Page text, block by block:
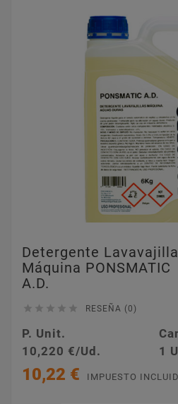
Detergente
Máquina PONSMATIC
A.D.
     RESEÑA (0)
P. Unit.
10,220 €/Ud.
1
10,22 € IMPUESTO